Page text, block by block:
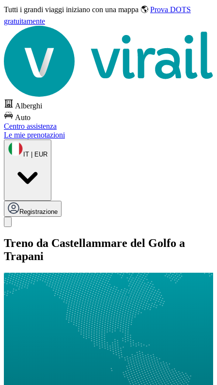
Tutti i grandi viaggi iniziano con una mappa 🌎 Prova DOTS
gratuitamente
Alberghi
Auto
Centro assistenza
Le mie prenotazioni
IT | EUR
Registrazione
Treno da Castellammare del Golfo a
Trapani